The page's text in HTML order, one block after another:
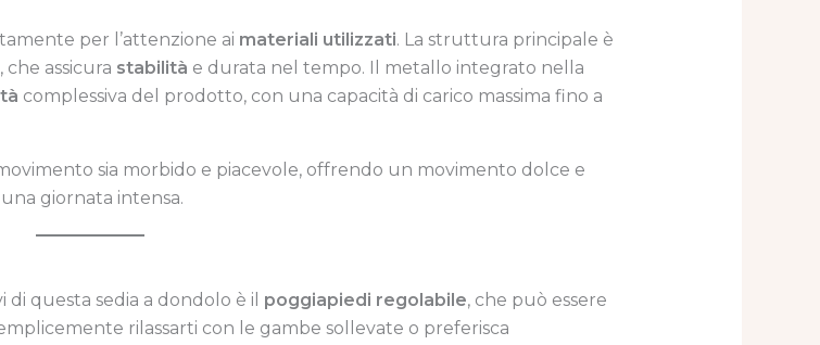
per l’attenzione ai materiali utilizzati. La struttura principale è
assicura stabilità e durata nel tempo. Il metallo integrato nella
complessiva del prodotto, con una capacità di carico massima fino a
sia morbido e piacevole, offrendo un movimento dolce e
giornata intensa.
questa sedia a dondolo è il poggiapiedi regolabile, che può essere
rilassarti con le gambe sollevate o preferisca